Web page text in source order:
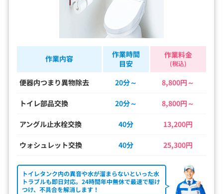
作業内容
作業時間
目安
作業料金
(税込)
便器内つまり異物除去 20分～ 8,800円～
トイレ部品交換 20分～ 8,800円～
アングル止水栓交換 40分 13,200円
ウォシュレット交換 40分 25,300円
トイレタンク内の異音や水が溜まらないといった水
トラブルも即日対応。24時間年中無休で最速で駆け
つけ、不具合を解消します！